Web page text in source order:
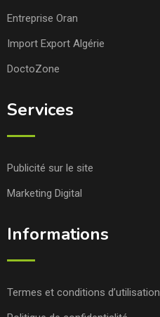
Entreprise Oran
Import Export Algérie
DoctoZone
Services
Publicité sur le site
Marketing Digital
Informations
Termes et conditions d’utilisation